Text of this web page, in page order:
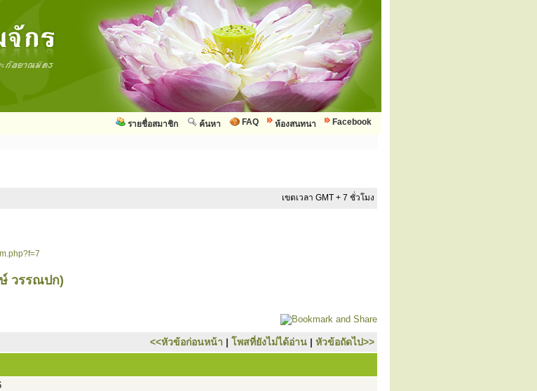
Facebook
ห้องสนทนา
FAQ
ค้นหา
รายชื่อสมาชิก
เขตเวลา GMT + 7 ชั่วโมง
วรรณปก)
<<หัวข้อก่อนหน้า | โพสที่ยังไม่ได้อ่าน | หัวข้อถัดไป>>